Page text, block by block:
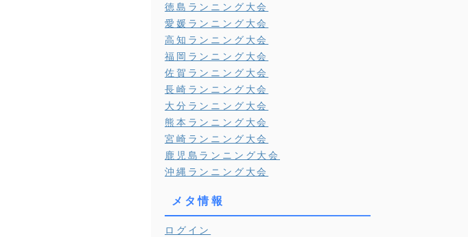
徳島ランニング大会
愛媛ランニング大会
高知ランニング大会
福岡ランニング大会
佐賀ランニング大会
長崎ランニング大会
大分ランニング大会
熊本ランニング大会
宮崎ランニング大会
鹿児島ランニング大会
沖縄ランニング大会
メタ情報
ログイン